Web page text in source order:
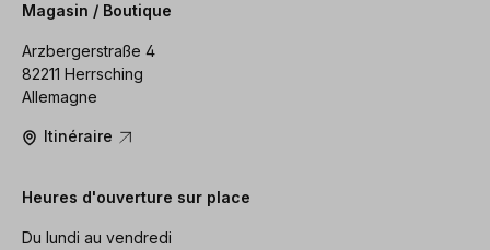
Magasin / Boutique
Arzbergerstraße 4
82211 Herrsching
Allemagne
Itinéraire
Heures d'ouverture sur place
Du lundi au vendredi